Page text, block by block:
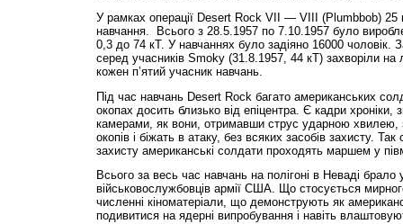
У рамках операції Desert Rock VII — VIII (Plumbbob) 25
навчання. Всього з 28.5.1957 по 7.10.1957 було
0,3 до 74 кТ. У навчаннях було задіяно 16000 чоловік.
серед учасників Smoky (31.8.1957, 44 кТ) захворіли
кожен п’ятий учасник навчань.
Під час навчань Desert Rock багато американських
окопах досить близько від епіцентра. Є кадри хроніки,
камерами, як вони, отримавши струс ударною хвилею,
окопів і біжать в атаку, без всяких засобів захисту.
захисту американські солдати проходять маршем у
Всього за весь час навчань на полігоні в Неваді
військовослужбовців армії США. Що стосується
численні кіноматеріали, що демонструють як
подивитися на ядерні випробування і навіть